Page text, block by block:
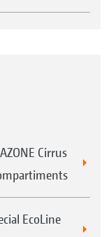
Cirrus
EcoLine